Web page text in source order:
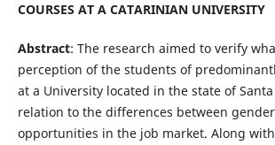
COURSES AT A CATARINIAN UNIVERSITY
Abstract: The research aimed to verify
perception of the students of
at a University located in the state of
relation to the differences between
opportunities in the job market. Along